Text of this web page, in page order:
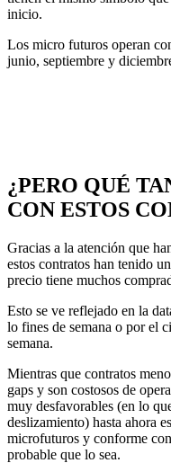
inicio.
Los micro futuros operan
junio, septiembre y
¿PERO QUÉ
CON ESTOS
Gracias a la atención que
estos contratos han tenido
precio tiene muchos
Esto se ve reflejado en la
lo fines de semana o por el
semana.
Mientras que contratos
gaps y son costosos de
muy desfavorables (en lo
deslizamiento) hasta ahora
microfuturos y conforme
probable que lo sea.